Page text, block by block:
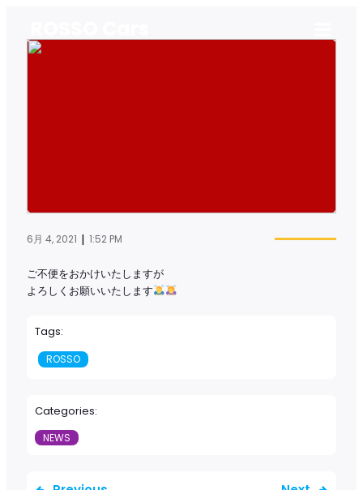
6月 4, 2021 | 1:52 PM
ご不便をおかけいたしますが
よろしくお願いいたします
Tags:
ROSSO
Categories:
NEWS